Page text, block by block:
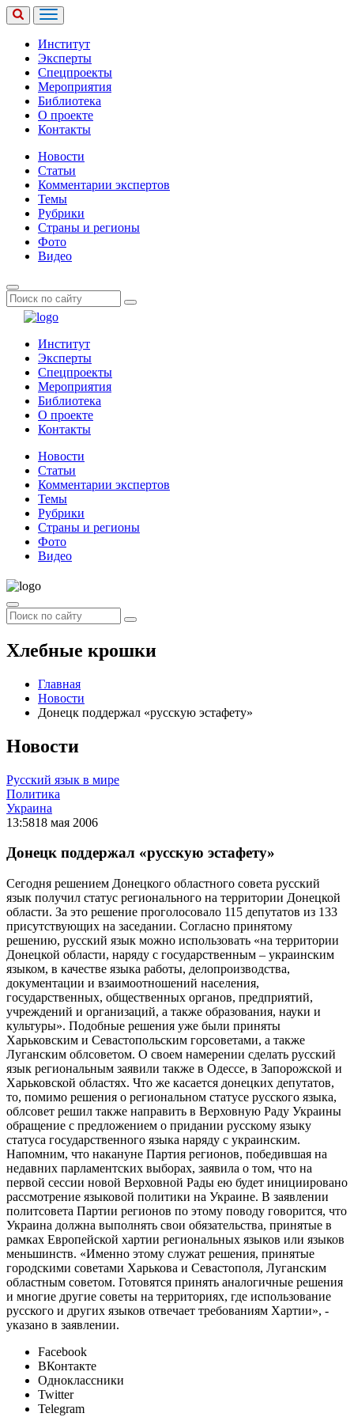
Институт
Эксперты
Спецпроекты
Мероприятия
Библиотека
О проекте
Контакты
Новости
Статьи
Комментарии экспертов
Темы
Рубрики
Страны и регионы
Фото
Видео
Институт
Эксперты
Спецпроекты
Мероприятия
Библиотека
О проекте
Контакты
Новости
Статьи
Комментарии экспертов
Темы
Рубрики
Страны и регионы
Фото
Видео
Хлебные крошки
Главная
Новости
Донецк поддержал «русскую эстафету»
Новости
Русский язык в мире
Политика
Украина
13:5818 мая 2006
Донецк поддержал «русскую эстафету»
Сегодня решением Донецкого областного совета русский
язык получил статус регионального на территории Донецкой
области. За это решение проголосовало 115 депутатов из 133
присутствующих на заседании. Согласно принятому
решению, русский язык можно использовать «на территории
Донецкой области, наряду с государственным – украинским
языком, в качестве языка работы, делопроизводства,
документации и взаимоотношений населения,
государственных, общественных органов, предприятий,
учреждений и организаций, а также образования, науки и
культуры». Подобные решения уже были приняты
Харьковским и Севастопольским горсоветами, а также
Луганским облсоветом. О своем намерении сделать русский
язык региональным заявили также в Одессе, в Запорожской и
Харьковской областях. Что же касается донецких депутатов,
то, помимо решения о региональном статусе русского языка,
облсовет решил также направить в Верховную Раду Украины
обращение с предложением о придании русскому языку
статуса государственного языка наряду с украинским.
Напомним, что накануне Партия регионов, победившая на
недавних парламентских выборах, заявила о том, что на
первой сессии новой Верховной Рады ею будет инициировано
рассмотрение языковой политики на Украине. В заявлении
политсовета Партии регионов по этому поводу говорится, что
Украина должна выполнять свои обязательства, принятые в
рамках Европейской хартии региональных языков или языков
меньшинств. «Именно этому служат решения, принятые
городскими советами Харькова и Севастополя, Луганским
областным советом. Готовятся принять аналогичные решения
и многие другие советы на территориях, где использование
русского и других языков отвечает требованиям Хартии», -
указано в заявлении.
Facebook
ВКонтакте
Одноклассники
Twitter
Telegram